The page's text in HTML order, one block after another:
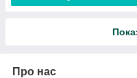
Про нас